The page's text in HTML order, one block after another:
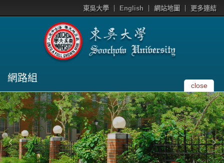
東吳大學 English 網站地圖 更多連結
網路組
close